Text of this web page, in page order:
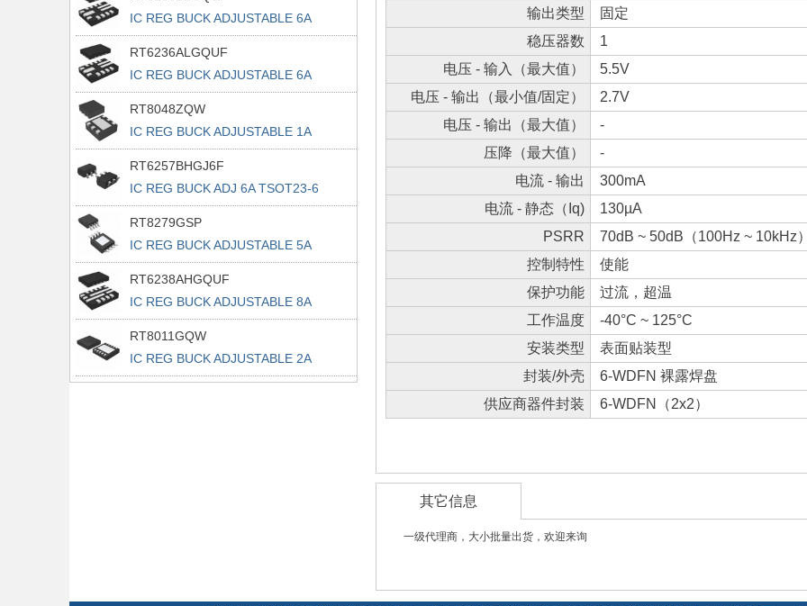
IC REG BUCK ADJUSTABLE 6A
13UQFN
RT6236ALGQUF
IC REG BUCK ADJUSTABLE 6A
13UQFN
RT8048ZQW
IC REG BUCK ADJUSTABLE 1A
6WDFN
RT6257BHGJ6F
IC REG BUCK ADJ 6A TSOT23-6
RT8279GSP
IC REG BUCK ADJUSTABLE 5A
8SOP
RT6238AHGQUF
IC REG BUCK ADJUSTABLE 8A
14UQFN
RT8011GQW
IC REG BUCK ADJUSTABLE 2A
10WDFN
输出类型
固定
稳压器数
1
电压 - 输入（最大值）
5.5V
电压 - 输出（最小值/固定）
2.7V
电压 - 输出（最大值）
-
压降（最大值）
-
电流 - 输出
300mA
电流 - 静态（Iq)
130µA
PSRR
70dB ~ 50dB（100Hz ~ 10kHz
控制特性
使能
保护功能
过流，超温
工作温度
-40°C ~ 125°C
安装类型
表面贴装型
封装/外壳
6-WDFN 裸露焊盘
供应商器件封装
6-WDFN（2x2）
其它信息
一级代理商，大小批量出货，欢迎来询